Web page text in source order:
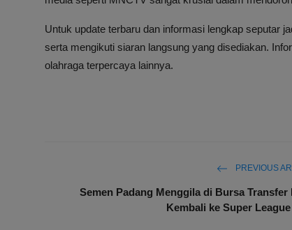
Untuk update terbaru dan informasi lengkap seputar
serta mengikuti siaran langsung yang disediakan.
olahraga terpercaya lainnya.
PREVIOUS
Semen Padang Menggila di Bursa Transfer
Kembali ke Super League